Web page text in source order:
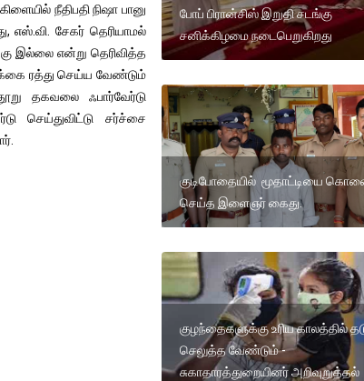
நீதிபதி நிஷா பானு
எஸ்.வி. சேகர் தெரியாமல்
இல்லை என்று தெரிவித்த
ரத்து செய்ய வேண்டும்
தகவலை ஃபார்வேர்டு
செய்துவிட்டு சர்ச்சை
போப் பிரான்சிஸ் இறுதி சடங்கு
சனிக்கிழமை நடைபெறுகிறது
குடிபோதையில் மூதாட்டியை
செய்த இளைஞர் கைது.
குழந்தைகளுக்கு உரிய காலத்தில்
செலுத்த வேண்டும் -
சுகாதாரத்துறையினர் அறிவுறுத்தல்